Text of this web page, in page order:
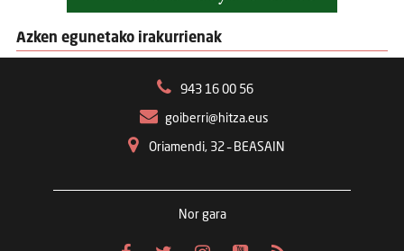
Azken egunetako irakurrienak
943 16 00 56
goiberri@hitza.eus
Oriamendi, 32 – BEASAIN
Nor gara